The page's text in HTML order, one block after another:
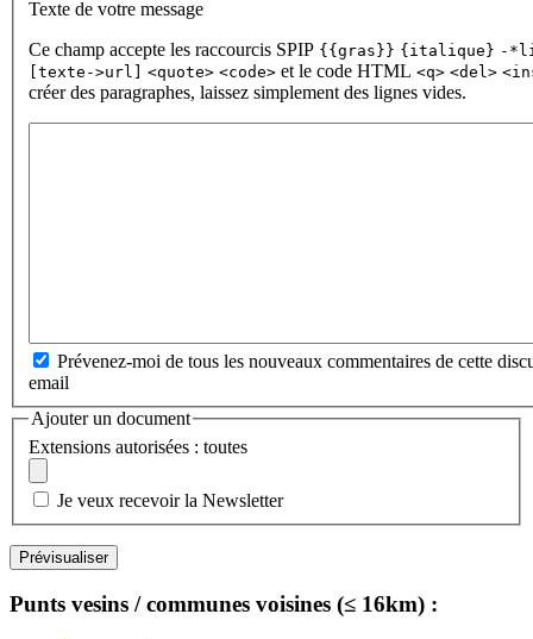
Texte de votre message
Ce champ accepte les raccourcis SPIP {{gras}} {italique} -
[texte->url]
<quote> <code> et le code HTML <q> <del>
créer des paragraphes, laissez simplement des lignes vides.
Prévenez-moi de tous les nouveaux commentaires de cette
email
Ajouter un document
Extensions autorisées : toutes
Je veux recevoir la Newsletter
Punts vesins / communes voisines (≤ 16km) :